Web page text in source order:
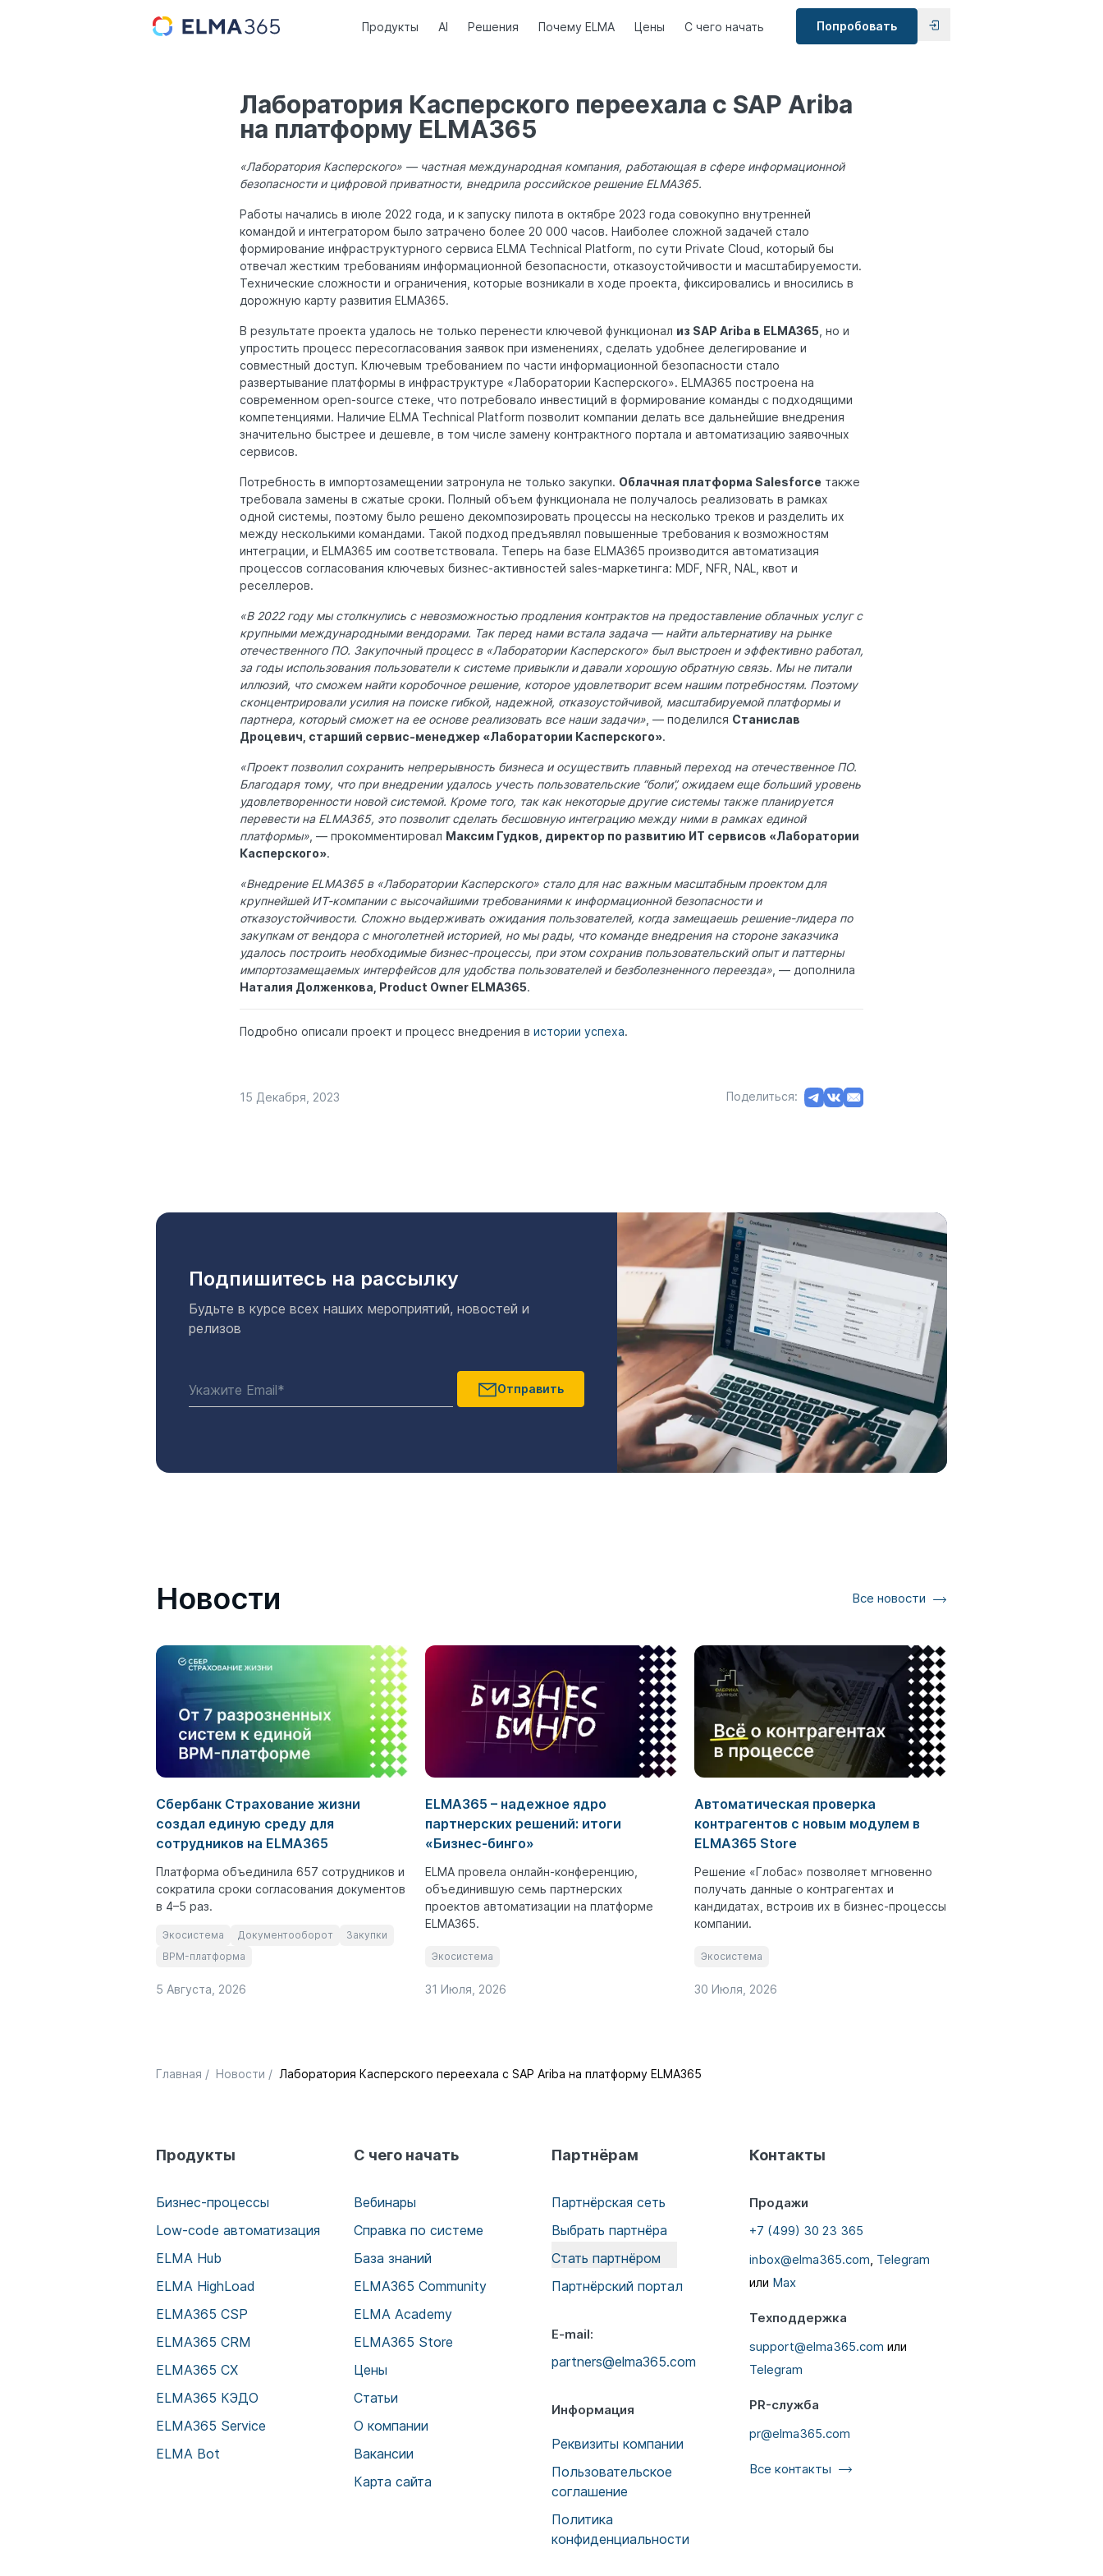
Продукты AI Решения Почему ELMA Цены С чего начать Попробовать
Лаборатория Касперского переехала с SAP Ariba
на платформу ELMA365
«Лаборатория Касперского» — частная международная компания, работающая в сфере информационной
безопасности и цифровой приватности, внедрила российское решение ELMA365.
Работы начались в июле 2022 года, и к запуску пилота в октябре 2023 года совокупно внутренней
командой и интегратором было затрачено более 20 000 часов. Наиболее сложной задачей стало
формирование инфраструктурного сервиса ELMA Technical Platform, по сути Private Cloud, который бы
отвечал жестким требованиям информационной безопасности, отказоустойчивости и масштабируемости.
Технические сложности и ограничения, которые возникали в ходе проекта, фиксировались и вносились в
дорожную карту развития ELMA365.
В результате проекта удалось не только перенести ключевой функционал из SAP Ariba в ELMA365 , но и
упростить процесс пересогласования заявок при изменениях, сделать удобнее делегирование и
совместный доступ. Ключевым требованием по части информационной безопасности стало
развертывание платформы в инфраструктуре «Лаборатории Касперского». ELMA365 построена на
современном open-source стеке, что потребовало инвестиций в формирование команды с подходящими
компетенциями. Наличие ELMA Technical Platform позволит компании делать все дальнейшие внедрения
значительно быстрее и дешевле, в том числе замену контрактного портала и автоматизацию заявочных
сервисов.
Потребность в импортозамещении затронула не только закупки. Облачная платформа Salesforce также
требовала замены в сжатые сроки. Полный объем функционала не получалось реализовать в рамках
одной системы, поэтому было решено декомпозировать процессы на несколько треков и разделить их
между несколькими командами. Такой подход предъявлял повышенные требования к возможностям
интеграции, и ELMA365 им соответствовала. Теперь на базе ELMA365 производится автоматизация
процессов согласования ключевых бизнес-активностей sales-маркетинга: MDF, NFR, NAL, квот и
реселлеров.
«В 2022 году мы столкнулись с невозможностью продления контрактов на предоставление облачных услуг с
крупными международными вендорами. Так перед нами встала задача — найти альтернативу на рынке
отечественного ПО. Закупочный процесс в «Лаборатории Касперского» был выстроен и эффективно работал,
за годы использования пользователи к системе привыкли и давали хорошую обратную связь. Мы не питали
иллюзий, что сможем найти коробочное решение, которое удовлетворит всем нашим потребностям. Поэтому
сконцентрировали усилия на поиске гибкой, надежной, отказоустойчивой, масштабируемой платформы и
партнера, который сможет на ее основе реализовать все наши задачи» , — поделился Станислав
Дроцевич, старший сервис-менеджер «Лаборатории Касперского».
«Проект позволил сохранить непрерывность бизнеса и осуществить плавный переход на отечественное ПО.
Благодаря тому, что при внедрении удалось учесть пользовательские “боли”, ожидаем еще больший уровень
удовлетворенности новой системой. Кроме того, так как некоторые другие системы также планируется
перевести на ELMA365, это позволит сделать бесшовную интеграцию между ними в рамках единой
платформы» , — прокомментировал Максим Гудков, директор по развитию ИТ сервисов «Лаборатории
Касперского».
«Внедрение ELMA365 в «Лаборатории Касперского» стало для нас важным масштабным проектом для
крупнейшей ИТ-компании с высочайшими требованиями к информационной безопасности и
отказоустойчивости. Сложно выдерживать ожидания пользователей, когда замещаешь решение-лидера по
закупкам от вендора с многолетней историей, но мы рады, что команде внедрения на стороне заказчика
удалось построить необходимые бизнес-процессы, при этом сохранив пользовательский опыт и паттерны
импортозамещаемых интерфейсов для удобства пользователей и безболезненного переезда» , — дополнила
Наталия Долженкова, Product Owner ELMA365.
Подробно описали проект и процесс внедрения в истории успеха.
15 Декабря, 2023 Поделиться:
Подпишитесь на рассылку
Будьте в курсе всех наших мероприятий, новостей и
релизов
Отправить
Новости Все новости
Сбербанк Страхование жизни
создал единую среду для
сотрудников на ELMA365
Платформа объединила 657 сотрудников и
сократила сроки согласования документов
в 4–5 раз.
Экосистема Документооборот
Закупки
BPM-платформа
5 Августа, 2026
ELMA365 – надежное ядро
партнерских решений: итоги
«Бизнес-бинго»
ELMA провела онлайн-конференцию,
объединившую семь партнерских
проектов автоматизации на платформе
ELMA365.
Экосистема
31 Июля, 2026
Автоматическая проверка
контрагентов с новым модулем в
ELMA365 Store
Решение «Глобас» позволяет мгновенно
получать данные о контрагентах и
кандидатах, встроив их в бизнес-процессы
компании.
Экосистема
30 Июля, 2026
Главная / Новости / Лаборатория Касперского переехала с SAP Ariba на платформу ELMA365
Продукты
Бизнес-процессы
Low-code автоматизация
ELMA Hub
ELMA HighLoad
ELMA365 CSP
ELMA365 CRM
ELMA365 CX
ELMA365 КЭДО
ELMA365 Service
ELMA Bot
С чего начать
Вебинары
Справка по системе
База знаний
ELMA365 Community
ELMA Academy
ELMA365 Store
Цены
Статьи
О компании
Вакансии
Карта сайта
Партнёрам
Партнёрская сеть
Выбрать партнёра
Стать партнёром
Партнёрский портал
E-mail:
partners@elma365.com
Информация
Реквизиты компании
Пользовательское
соглашение
Политика
конфиденциальности
Контакты
Продажи
+7 (499) 30 23 365
inbox@elma365.com Telegram
или Max
Техподдержка
support@elma365.com или
Telegram
PR-служба
pr@elma365.com
Все контакты